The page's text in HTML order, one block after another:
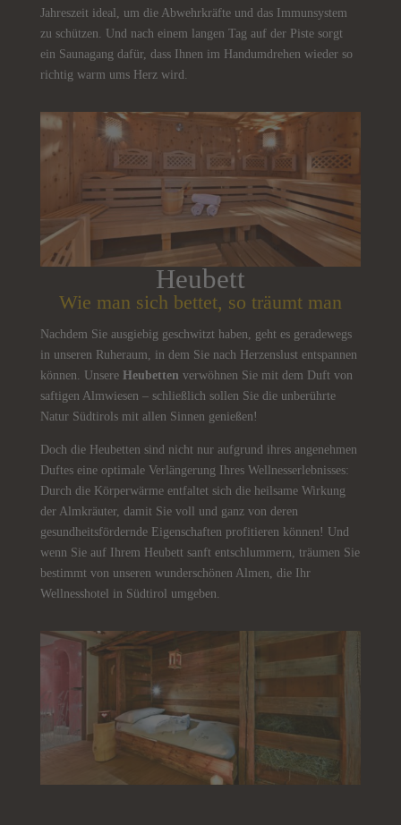
Jahreszeit ideal, um die Abwehrkräfte und das Immunsystem
zu schützen. Und nach einem langen Tag auf der Piste sorgt
ein Saunagang dafür, dass Ihnen im Handumdrehen wieder so
richtig warm ums Herz wird.
Heubett
Wie man sich bettet, so träumt man
Nachdem Sie ausgiebig geschwitzt haben, geht es geradewegs
in unseren Ruheraum, in dem Sie nach Herzenslust entspannen
können. Unsere Heubetten verwöhnen Sie mit dem Duft von
saftigen Almwiesen – schließlich sollen Sie die unberührte
Natur Südtirols mit allen Sinnen genießen!
Doch die Heubetten sind nicht nur aufgrund ihres angenehmen
Duftes eine optimale Verlängerung Ihres Wellnesserlebnisses:
Durch die Körperwärme entfaltet sich die heilsame Wirkung
der Almkräuter, damit Sie voll und ganz von deren
gesundheitsfördernde Eigenschaften profitieren können! Und
wenn Sie auf Ihrem Heubett sanft entschlummern, träumen Sie
bestimmt von unseren wunderschönen Almen, die Ihr
Wellnesshotel in Südtirol umgeben.